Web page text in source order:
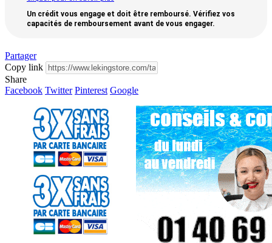
Un crédit vous engage et doit être remboursé. Vérifiez vos
capacités de remboursement avant de vous engager.
Partager
Copy link
Share
Facebook Twitter Pinterest Google